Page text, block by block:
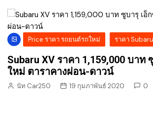
Price ราคา รถยนต์รถใหม่ ราคา Subaru
Subaru XV ราคา 1,159,000 บาท
ใหม่ ตาราคางผ่อน-ดาวน์
นัท Car250 19 กุมภาพันธ์ 2020 0